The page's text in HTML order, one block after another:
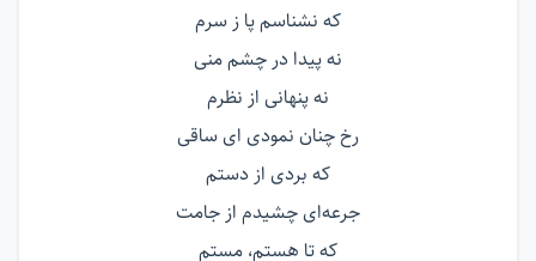
که نشناسم پا ز سرم
نه پیدا در چشم منی
نه پنهانی از نظرم
رخ چنان نمودی ای ساقی
که بردی از دستم
جرعه‌ای چشیدم از جامت
که تا هستم، مستم